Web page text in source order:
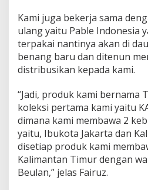
Kami juga bekerja sama
ulang yaitu Pable Indonesia
terpakai nantinya akan di
benang baru dan ditenun
distribusikan kepada kami.
“Jadi, produk kami bernama
koleksi pertama kami yaitu
dimana kami membawa 2
yaitu, Ibukota Jakarta dan
disetiap produk kami
Kalimantan Timur dengan
Beulan,” jelas Fairuz.